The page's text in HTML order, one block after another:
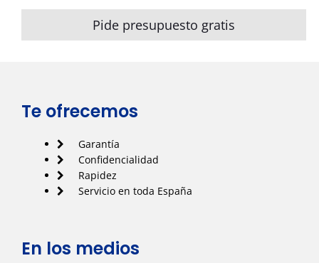
Pide presupuesto gratis
Te ofrecemos
Garantía
Confidencialidad
Rapidez
Servicio en toda España
En los medios